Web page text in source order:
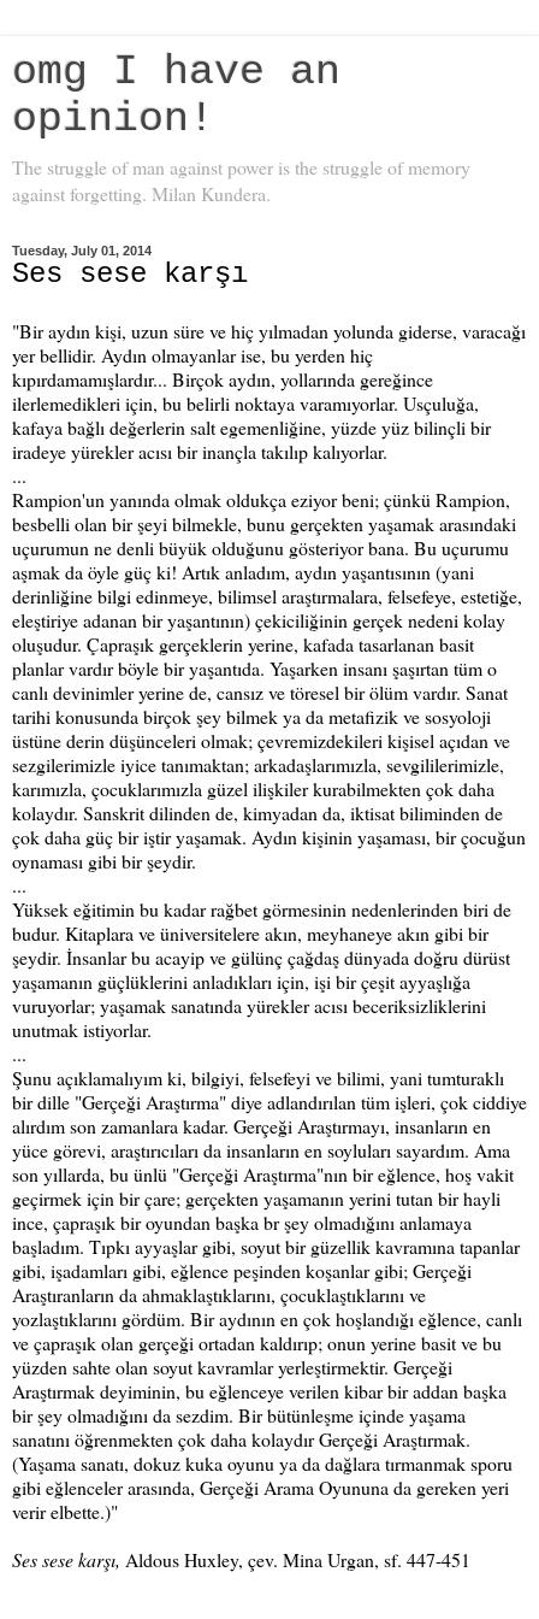
omg I have an
opinion!
The struggle of man against power is the struggle of memory
against forgetting. Milan Kundera.
Tuesday, July 01, 2014
Ses sese karşı
"Bir aydın kişi, uzun süre ve hiç yılmadan yolunda giderse, varacağı
yer bellidir. Aydın olmayanlar ise, bu yerden hiç
kıpırdamamışlardır... Birçok aydın, yollarında gereğince
ilerlemedikleri için, bu belirli noktaya varamıyorlar. Usçuluğa,
kafaya bağlı değerlerin salt egemenliğine, yüzde yüz bilinçli bir
iradeye yürekler acısı bir inançla takılıp kalıyorlar.
...
Rampion'un yanında olmak oldukça eziyor beni; çünkü Rampion,
besbelli olan bir şeyi bilmekle, bunu gerçekten yaşamak arasındaki
uçurumun ne denli büyük olduğunu gösteriyor bana. Bu uçurumu
aşmak da öyle güç ki! Artık anladım, aydın yaşantısının (yani
derinliğine bilgi edinmeye, bilimsel araştırmalara, felsefeye, estetiğe,
eleştiriye adanan bir yaşantının) çekiciliğinin gerçek nedeni kolay
oluşudur. Çapraşık gerçeklerin yerine, kafada tasarlanan basit
planlar vardır böyle bir yaşantıda. Yaşarken insanı şaşırtan tüm o
canlı devinimler yerine de, cansız ve töresel bir ölüm vardır. Sanat
tarihi konusunda birçok şey bilmek ya da metafizik ve sosyoloji
üstüne derin düşünceleri olmak; çevremizdekileri kişisel açıdan ve
sezgilerimizle iyice tanımaktan; arkadaşlarımızla, sevgililerimizle,
karımızla, çocuklarımızla güzel ilişkiler kurabilmekten çok daha
kolaydır. Sanskrit dilinden de, kimyadan da, iktisat biliminden de
çok daha güç bir iştir yaşamak. Aydın kişinin yaşaması, bir çocuğun
oynaması gibi bir şeydir.
...
Yüksek eğitimin bu kadar rağbet görmesinin nedenlerinden biri de
budur. Kitaplara ve üniversitelere akın, meyhaneye akın gibi bir
şeydir. İnsanlar bu acayip ve gülünç çağdaş dünyada doğru dürüst
yaşamanın güçlüklerini anladıkları için, işi bir çeşit ayyaşlığa
vuruyorlar; yaşamak sanatında yürekler acısı beceriksizliklerini
unutmak istiyorlar.
...
Şunu açıklamalıyım ki, bilgiyi, felsefeyi ve bilimi, yani tumturaklı
bir dille "Gerçeği Araştırma" diye adlandırılan tüm işleri, çok ciddiye
alırdım son zamanlara kadar. Gerçeği Araştırmayı, insanların en
yüce görevi, araştırıcıları da insanların en soyluları sayardım. Ama
son yıllarda, bu ünlü "Gerçeği Araştırma"nın bir eğlence, hoş vakit
geçirmek için bir çare; gerçekten yaşamanın yerini tutan bir hayli
ince, çapraşık bir oyundan başka br şey olmadığını anlamaya
başladım. Tıpkı ayyaşlar gibi, soyut bir güzellik kavramına tapanlar
gibi, işadamları gibi, eğlence peşinden koşanlar gibi; Gerçeği
Araştıranların da ahmaklaştıklarını, çocuklaştıklarını ve
yozlaştıklarını gördüm. Bir aydının en çok hoşlandığı eğlence, canlı
ve çapraşık olan gerçeği ortadan kaldırıp; onun yerine basit ve bu
yüzden sahte olan soyut kavramlar yerleştirmektir. Gerçeği
Araştırmak deyiminin, bu eğlenceye verilen kibar bir addan başka
bir şey olmadığını da sezdim. Bir bütünleşme içinde yaşama
sanatını öğrenmekten çok daha kolaydır Gerçeği Araştırmak.
(Yaşama sanatı, dokuz kuka oyunu ya da dağlara tırmanmak sporu
gibi eğlenceler arasında, Gerçeği Arama Oyununa da gereken yeri
verir elbette.)"
Ses sese karşı, Aldous Huxley, çev. Mina Urgan, sf. 447-451